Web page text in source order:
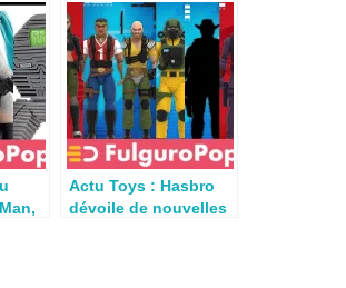
2) &
Actu Toys : Hasbro
dévoile de nouvelles